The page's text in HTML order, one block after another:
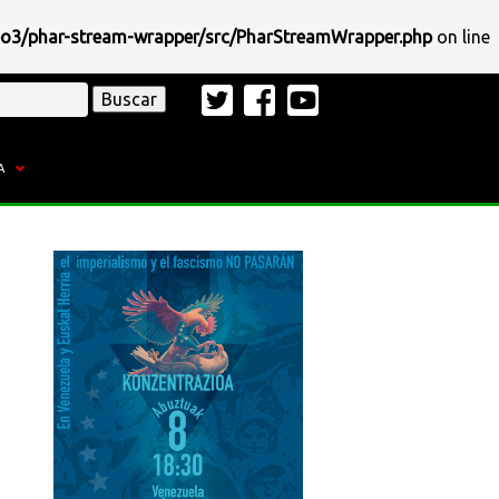
phar-stream-wrapper/src/PharStreamWrapper.phpon line